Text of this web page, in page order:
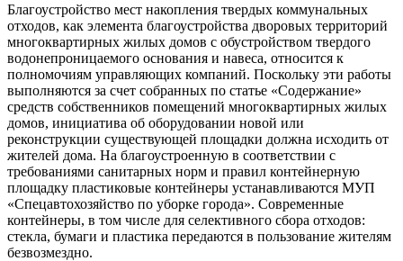
Благоустройство мест накопления твердых коммунальных
отходов, как элемента благоустройства дворовых территорий
многоквартирных жилых домов с обустройством твердого
водонепроницаемого основания и навеса, относится к
полномочиям управляющих компаний. Поскольку эти работы
выполняются за счет собранных по статье «Содержание»
средств собственников помещений многоквартирных жилых
домов, инициатива об оборудовании новой или
реконструкции существующей площадки должна исходить от
жителей дома. На благоустроенную в соответствии с
требованиями санитарных норм и правил контейнерную
площадку пластиковые контейнеры устанавливаются МУП
«Спецавтохозяйство по уборке города». Современные
контейнеры, в том числе для селективного сбора отходов:
стекла, бумаги и пластика передаются в пользование жителям
безвозмездно.